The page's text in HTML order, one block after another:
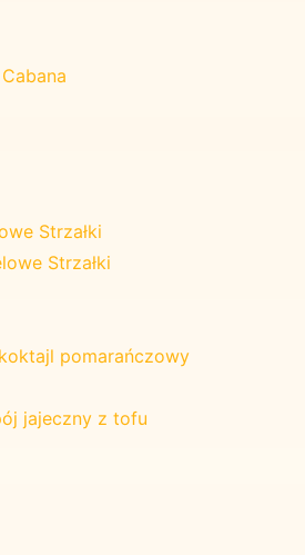
Strzałki
Strzałki
pomarańczowy
jajeczny z tofu